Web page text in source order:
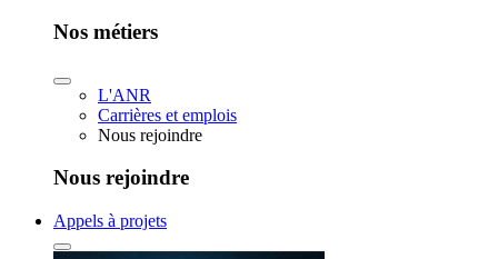
Nos métiers
L'ANR
Carrières et emplois
Nous rejoindre
Nous rejoindre
Appels à projets